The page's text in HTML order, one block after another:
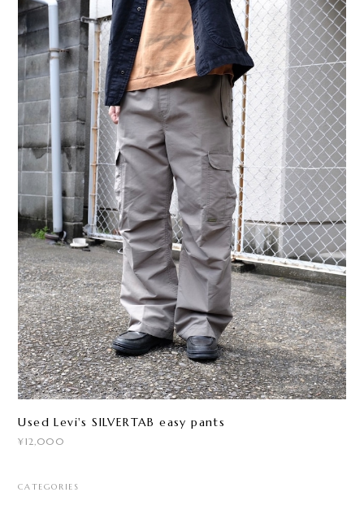
Used Levi's SILVERTAB easy pants
¥12,000
CATEGORIES